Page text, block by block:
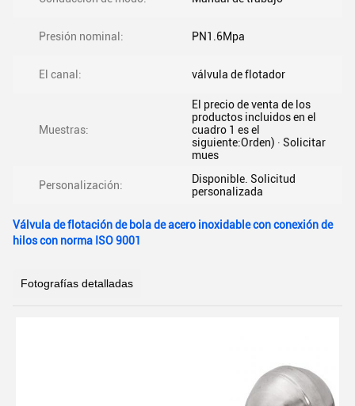
Presión nominal: PN1.6Mpa
El canal: válvula de flotador
Muestras:
El precio de venta de los
productos incluidos en el
cuadro 1 es el
siguiente:Orden) ∙ Solicitar
mues
Personalización:
Disponible. Solicitud
personalizada
Válvula de flotación de bola de acero inoxidable con conexión de
hilos con norma ISO 9001
Fotografías detalladas